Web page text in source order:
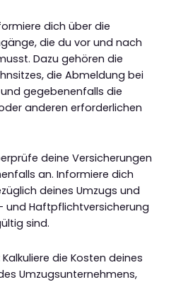
dich über die
die du vor und nach
Dazu gehören die
die Abmeldung bei
gegebenenfalls die
anderen erforderlichen
deine Versicherungen
an. Informiere dich
deines Umzugs und
und Haftpflichtversicherung
sind.
Kalkuliere die Kosten deines
Umzugsunternehmens,